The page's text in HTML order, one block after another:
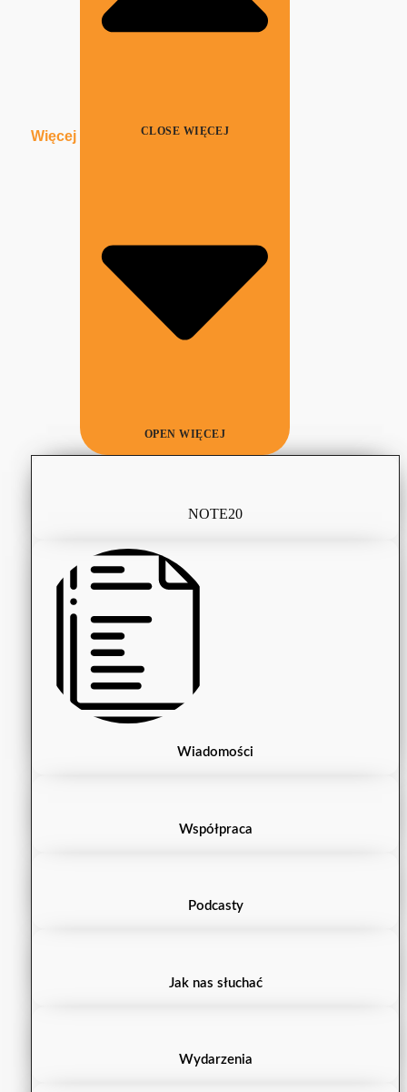
Więcej CLOSE WIĘCEJ
OPEN WIĘCEJ
NOTE20
Wiadomości
Współpraca
Podcasty
Jak nas słuchać
Wydarzenia